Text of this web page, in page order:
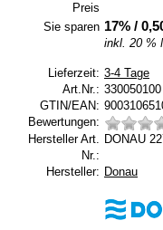
Preis
Sie sparen 17% /
inkl. 20 %
Lieferzeit: Lieferzeit:
3-4 Tage
Art.Nr.: 330050100
GTIN/EAN:
Bewertungen:
Hersteller Art.
Nr.:
DONAU
Hersteller: Hersteller:
Donau